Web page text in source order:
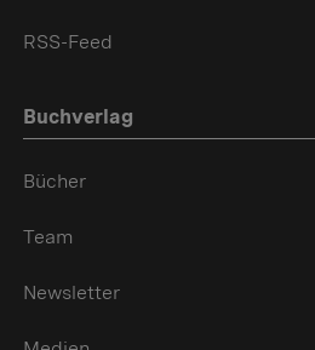
RSS-Feed
Buchverlag
Bücher
Team
Newsletter